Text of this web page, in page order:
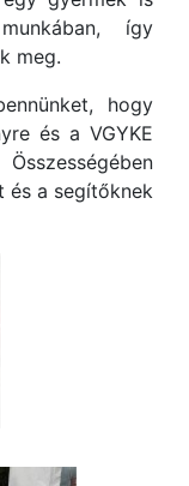
így
meg.
hogy
és a VGYKE
a segítőknek